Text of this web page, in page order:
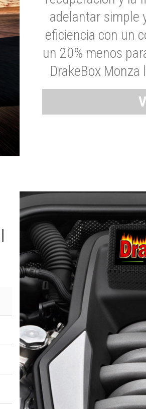
adelantar simple
eficiencia con un
un 20% menos
DrakeBox